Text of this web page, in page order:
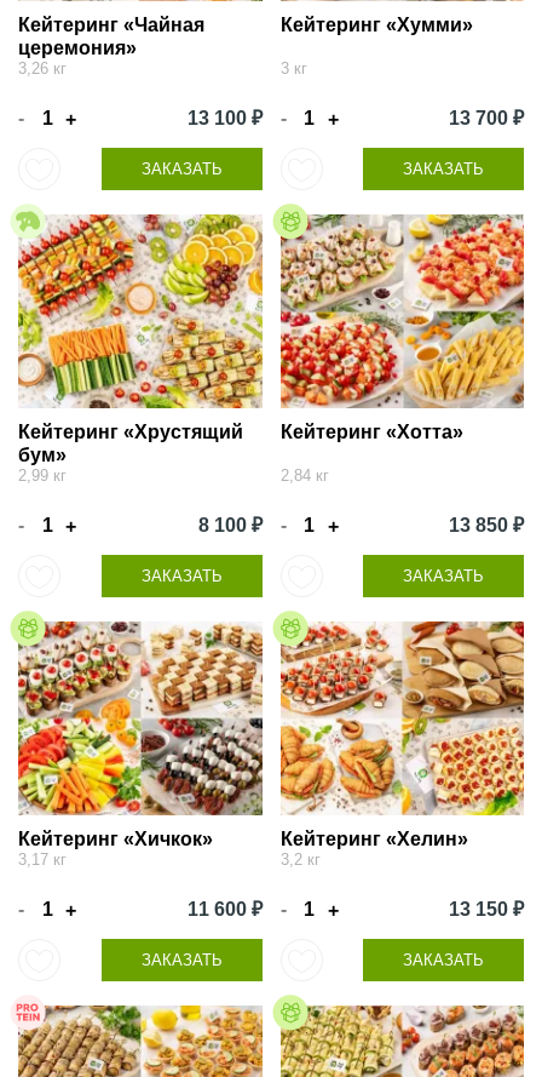
Кейтеринг «Чайная
церемония»
3,26 кг
- + 13 100 ₽
ЗАКАЗАТЬ
Кейтеринг «Хумми»
3 кг
- + 13 700 ₽
ЗАКАЗАТЬ
Кейтеринг «Хрустящий
бум»
2,99 кг
- + 8 100 ₽
ЗАКАЗАТЬ
Кейтеринг «Хотта»
2,84 кг
- + 13 850 ₽
ЗАКАЗАТЬ
Кейтеринг «Хичкок»
3,17 кг
- + 11 600 ₽
ЗАКАЗАТЬ
Кейтеринг «Хелин»
3,2 кг
- + 13 150 ₽
ЗАКАЗАТЬ